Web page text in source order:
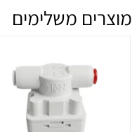
מוצרים משלימים